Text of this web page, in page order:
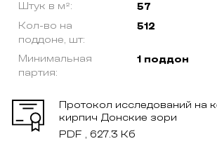
Штук в м²: 57
Кол-во на
поддоне, шт:
512
Минимальная
партия:
1 поддон
Протокол исследований на
кирпич Донские зори
PDF , 627.3 Кб